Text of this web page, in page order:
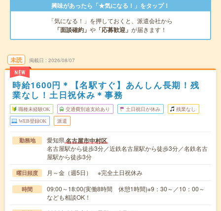
興味があったら「★気になる！」をタップ！
「気になる！」を押しておくと、派遣会社から
「面談確約」 や 「応募歓迎」 が届きます！
未読
NEW
掲載日 2026/08/07
時給1600円＊【名駅すぐ】あんしん長期！残
業なし！土日祝休み＊事務
職種未経験OK 交通費別途支給あり 土日祝日が休み 残業なし
WEB登録OK 派遣
勤務地 愛知県名古屋市中村区
名古屋駅から徒歩3分／近鉄名古屋駅から徒歩3分／名鉄名古
屋駅から徒歩3分
曜日頻度 月～金（週5日） ※完全土日祝休み
時間
09:00～18:00(実働8時間 休憩1時間)※9：30～／10：00～
なども相談OK！